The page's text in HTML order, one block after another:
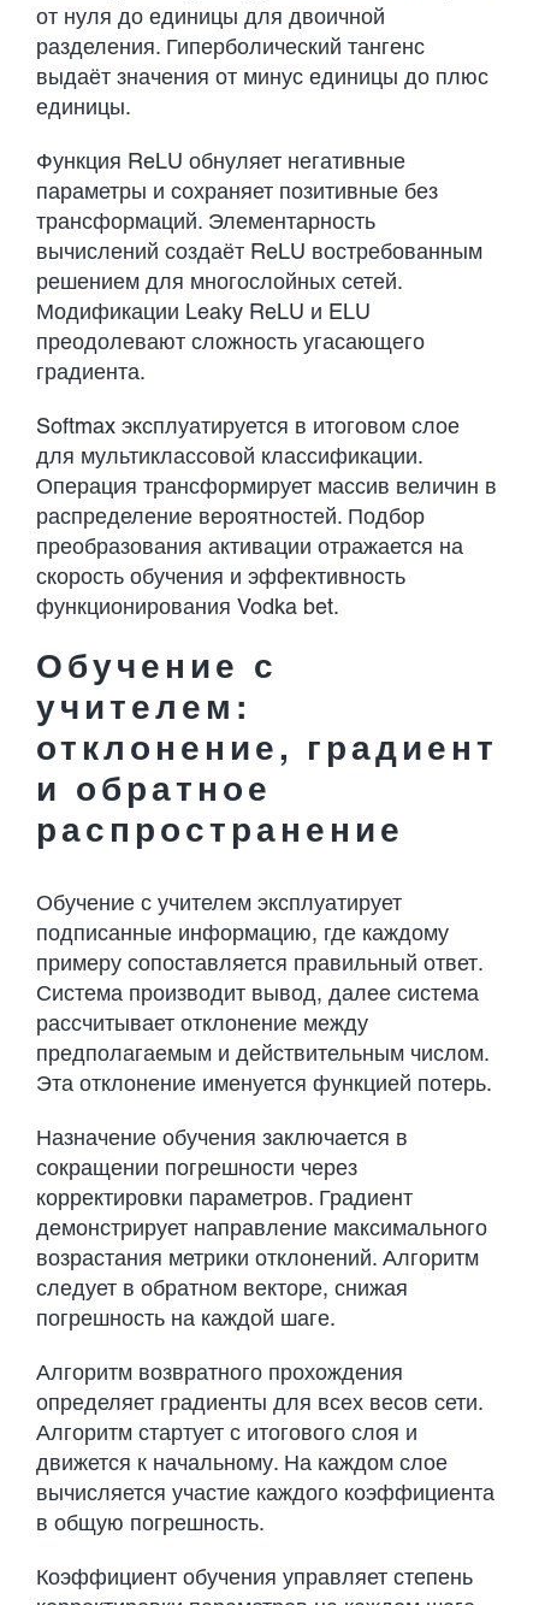
от нуля до единицы для двоичной
разделения. Гиперболический тангенс
выдаёт значения от минус единицы до плюс
единицы.
Функция ReLU обнуляет негативные
параметры и сохраняет позитивные без
трансформаций. Элементарность
вычислений создаёт ReLU востребованным
решением для многослойных сетей.
Модификации Leaky ReLU и ELU
преодолевают сложность угасающего
градиента.
Softmax эксплуатируется в итоговом слое
для мультиклассовой классификации.
Операция трансформирует массив величин в
распределение вероятностей. Подбор
преобразования активации отражается на
скорость обучения и эффективность
функционирования Vodka bet.
Обучение с
учителем:
отклонение, градиент
и обратное
распространение
Обучение с учителем эксплуатирует
подписанные информацию, где каждому
примеру сопоставляется правильный ответ.
Система производит вывод, далее система
рассчитывает отклонение между
предполагаемым и действительным числом.
Эта отклонение именуется функцией потерь.
Назначение обучения заключается в
сокращении погрешности через
корректировки параметров. Градиент
демонстрирует направление максимального
возрастания метрики отклонений. Алгоритм
следует в обратном векторе, снижая
погрешность на каждой шаге.
Алгоритм возвратного прохождения
определяет градиенты для всех весов сети.
Алгоритм стартует с итогового слоя и
движется к начальному. На каждом слое
вычисляется участие каждого коэффициента
в общую погрешность.
Коэффициент обучения управляет степень